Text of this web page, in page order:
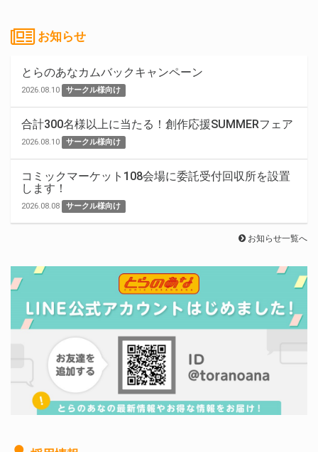
お知らせ
とらのあなカムバックキャンペーン
2026.08.10 サークル様向け
合計300名様以上に当たる！創作応援SUMMERフェア
2026.08.10 サークル様向け
コミックマーケット108会場に委託受付回収所を設置
します！
2026.08.08 サークル様向け
お知らせ一覧へ